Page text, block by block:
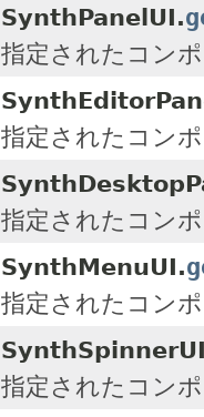
SynthPanelUI.
指定されたコン
指定されたコン
指定されたコン
SynthMenuUI.
指定されたコン
指定されたコン